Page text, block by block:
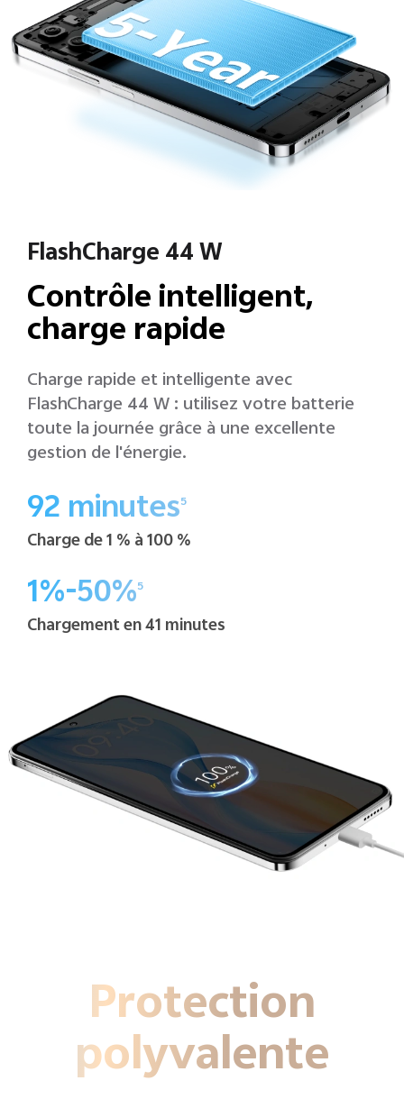
FlashCharge 44 W
Contrôle intelligent,
charge rapide
Charge rapide et intelligente avec
FlashCharge 44 W : utilisez votre batterie
toute la journée grâce à une excellente
gestion de l'énergie.
92 minutes5
Charge de 1 % à 100 %
1%-50%5
Chargement en 41 minutes
Protection
polyvalente